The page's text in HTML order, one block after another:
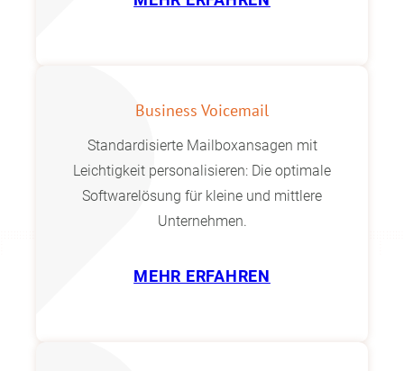
Business Voicemail
Standardisierte Mailboxansagen mit
Leichtigkeit personalisieren: Die optimale
Softwarelösung für kleine und mittlere
Unternehmen.
MEHR ERFAHREN